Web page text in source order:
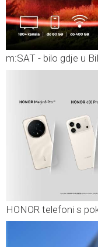
m:SAT - bilo gdje u
HONOR telefoni s